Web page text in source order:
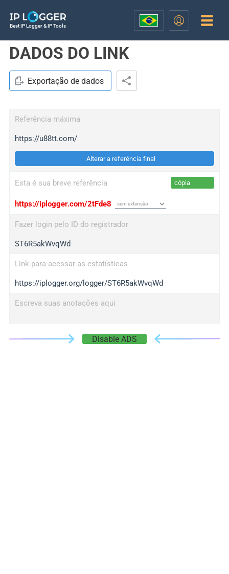
Best IP Logger & IP Tools
DADOS DO LINK
Exportação de dados
Referência máxima
https://u88tt.com/
Alterar a referência final
Esta é sua breve referência cópia
https://iplogger.com/2tFde8
Fazer login pelo ID do registrador
ST6R5akWvqWd
Link para acessar as estatísticas
https://iplogger.org/logger/ST6R5akWvqWd
Escreva suas anotações aqui
Disable ADS